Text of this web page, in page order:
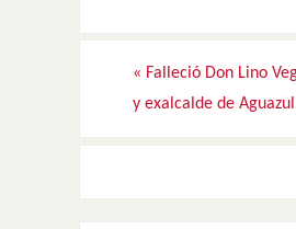
« Falleció Don Lino
y exalcalde de Aguazul